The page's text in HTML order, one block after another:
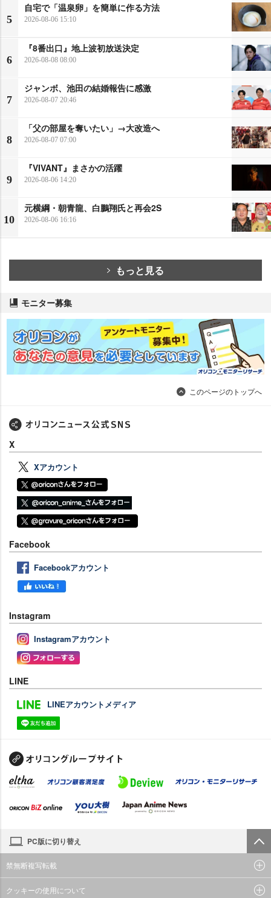
5
自宅で「温泉卵」を簡単に作る方法
2026-08-06 15:10
6
『8番出口』地上波初放送決定
2026-08-08 08:00
7
ジャンボ、池田の結婚報告に感激
2026-08-07 20:46
8
「父の部屋を奪いたい」→大改造へ
2026-08-07 07:00
9
『VIVANT』まさかの活躍
2026-08-06 14:20
10
元横綱・朝青龍、白鵬翔氏と再会2S
2026-08-06 16:16
もっと見る
モニター募集
このページのトップへ
X
Xアカウント
Facebook
Facebookアカウント
Instagram
Instagramアカウント
LINE
LINEアカウントメディア
PC版に切り替え
禁無断複写転載
クッキーの使用について